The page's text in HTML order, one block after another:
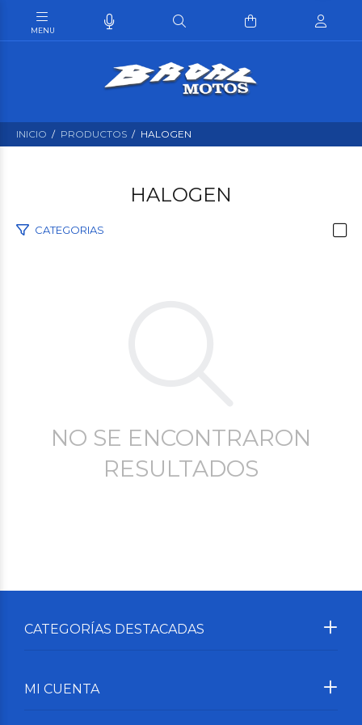
INICIO PRODUCTOS HALOGEN
HALOGEN
CATEGORIAS
NO SE ENCONTRARON
RESULTADOS
CATEGORÍAS DESTACADAS
MI CUENTA